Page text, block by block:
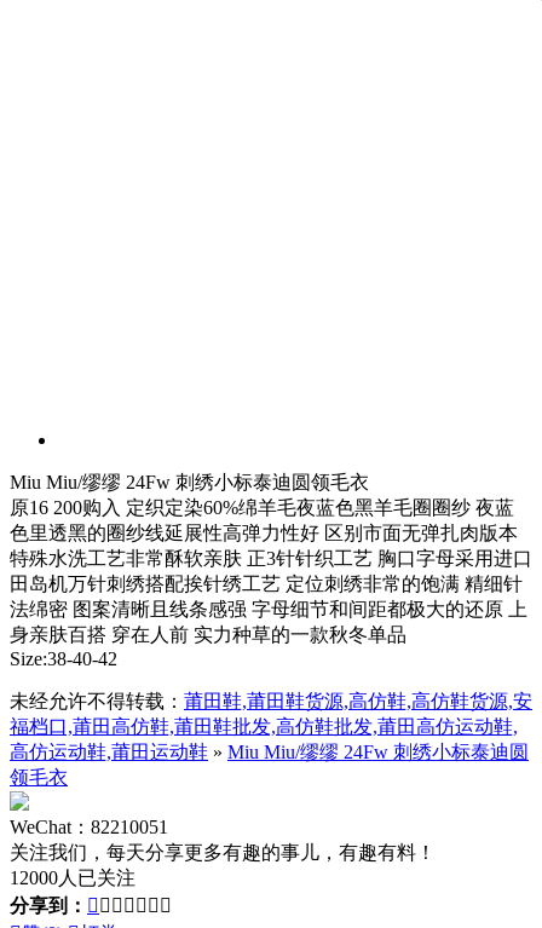
Miu Miu/缪缪 24Fw 刺绣小标泰迪圆领毛衣
原16 200购入 定织定染60%绵羊毛夜蓝色黑羊毛圈圈纱 夜蓝
色里透黑的圈纱线延展性高弹力性好 区别市面无弹扎肉版本
特殊水洗工艺非常酥软亲肤 正3针针织工艺 胸口字母采用进口
田岛机万针刺绣搭配挨针绣工艺 定位刺绣非常的饱满 精细针
法绵密 图案清晰且线条感强 字母细节和间距都极大的还原 上
身亲肤百搭 穿在人前 实力种草的一款秋冬单品
Size:38-40-42
未经允许不得转载： 莆田鞋,莆田鞋货源,高仿鞋,高仿鞋货源,安
福档口,莆田高仿鞋,莆田鞋批发,高仿鞋批发,莆田高仿运动鞋,
高仿运动鞋,莆田运动鞋 » Miu Miu/缪缪 24Fw 刺绣小标泰迪圆
领毛衣
WeChat：82210051
关注我们，每天分享更多有趣的事儿，有趣有料！
12000人已关注
分享到：       